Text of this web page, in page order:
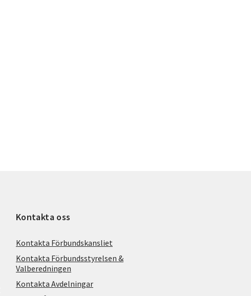
Kontakta oss
Kontakta Förbundskansliet
Kontakta Förbundsstyrelsen &
Valberedningen
Kontakta Avdelningar